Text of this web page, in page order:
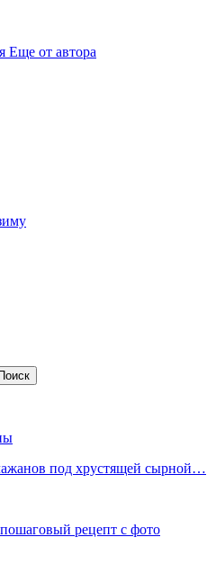
Еще от автора
под хрустящей сырной…
рецепт с фото